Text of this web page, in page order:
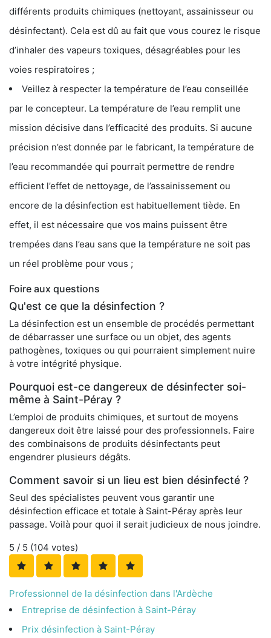
différents produits chimiques (nettoyant, assainisseur ou
désinfectant). Cela est dû au fait que vous courez le risque
d’inhaler des vapeurs toxiques, désagréables pour les
voies respiratoires ;
Veillez à respecter la température de l’eau conseillée
par le concepteur. La température de l’eau remplit une
mission décisive dans l’efficacité des produits. Si aucune
précision n’est donnée par le fabricant, la température de
l’eau recommandée qui pourrait permettre de rendre
efficient l’effet de nettoyage, de l’assainissement ou
encore de la désinfection est habituellement tiède. En
effet, il est nécessaire que vos mains puissent être
trempées dans l’eau sans que la température ne soit pas
un réel problème pour vous ;
Foire aux questions
Qu'est ce que la désinfection ?
La désinfection est un ensemble de procédés permettant
de débarrasser une surface ou un objet, des agents
pathogènes, toxiques ou qui pourraient simplement nuire
à votre intégrité physique.
Pourquoi est-ce dangereux de désinfecter soi-
même à Saint-Péray ?
L’emploi de produits chimiques, et surtout de moyens
dangereux doit être laissé pour des professionnels. Faire
des combinaisons de produits désinfectants peut
engendrer plusieurs dégâts.
Comment savoir si un lieu est bien désinfecté ?
Seul des spécialistes peuvent vous garantir une
désinfection efficace et totale à Saint-Péray après leur
passage. Voilà pour quoi il serait judicieux de nous joindre.
5 / 5 (104 votes)
Professionnel de la désinfection dans l'Ardèche
Entreprise de désinfection à Saint-Péray
Prix désinfection à Saint-Péray